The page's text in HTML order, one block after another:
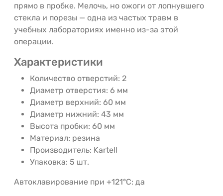
прямо в пробке. Мелочь, но ожоги от лопнувшего
стекла и порезы — одна из частых травм в
учебных лабораториях именно из-за этой
операции.
Характеристики
Количество отверстий: 2
Диаметр отверстия: 6 мм
Диаметр верхний: 60 мм
Диаметр нижний: 43 мм
Высота пробки: 60 мм
Материал: резина
Производитель: Kartell
Упаковка: 5 шт.
Автоклавирование при +121°C: да